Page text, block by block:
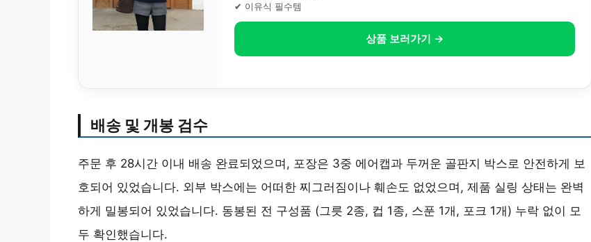
✔ 이유식 필수템
상품 보러가기 →
배송 및 개봉 검수
주문 후 28시간 이내 배송 완료되었으며, 포장은 3중 에어캡과 두꺼운 골판지 박스로 안전하게 보
호되어 있었습니다. 외부 박스에는 어떠한 찌그러짐이나 훼손도 없었으며, 제품 실링 상태는 완벽
하게 밀봉되어 있었습니다. 동봉된 전 구성품 (그릇 2종, 컵 1종, 스푼 1개, 포크 1개) 누락 없이 모
두 확인했습니다.